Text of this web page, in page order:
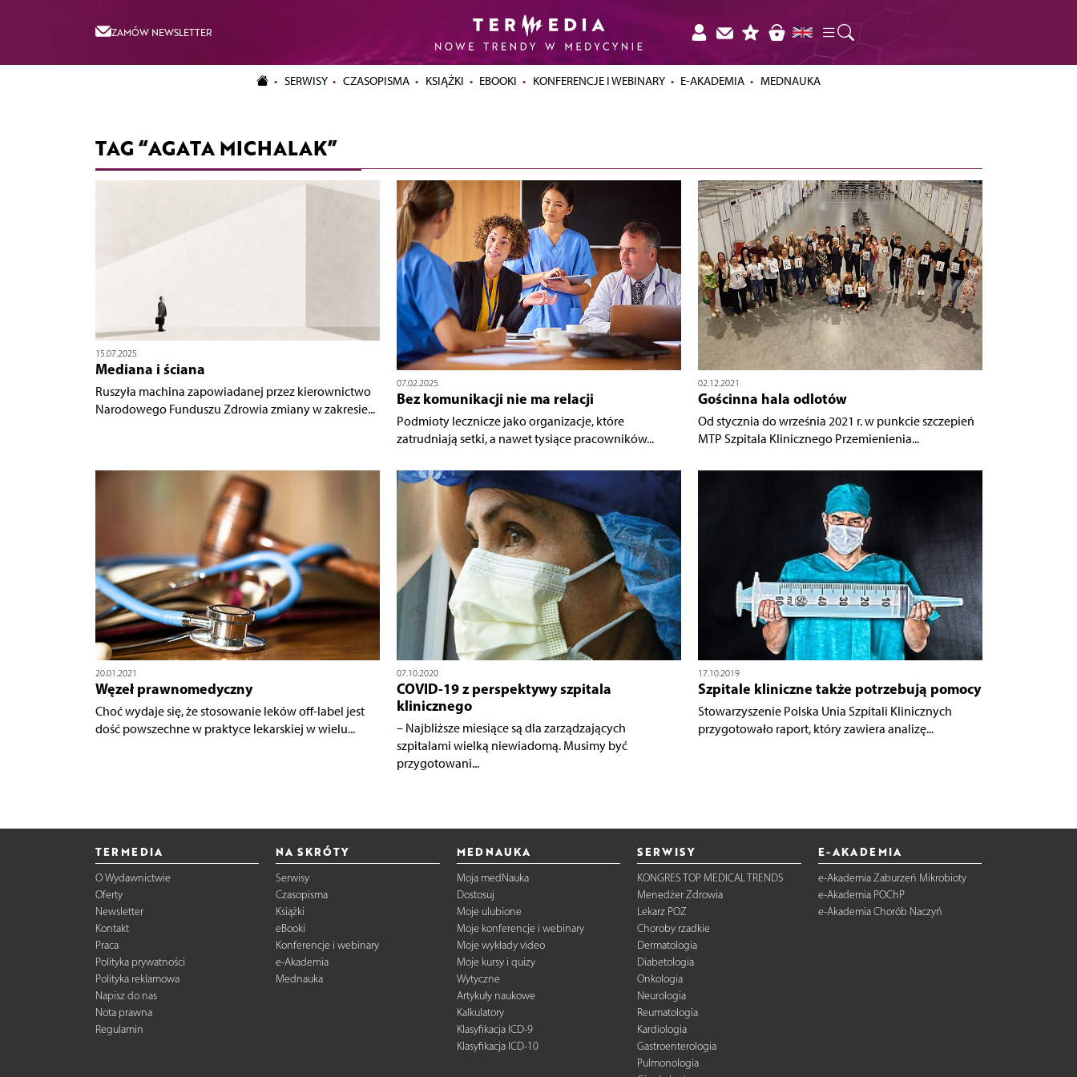
ZAMÓW NEWSLETTER
SERWISY CZASOPISMA KSIĄŻKI EBOOKI KONFERENCJE I WEBINARY E-AKADEMIA MEDNAUKA
TAG “AGATA MICHALAK”
15.07.2025
Mediana i ściana
Ruszyła machina zapowiadanej przez kierownictwo
Narodowego Funduszu Zdrowia zmiany w zakresie...
07.02.2025
Bez komunikacji nie ma relacji
Podmioty lecznicze jako organizacje, które
zatrudniają setki, a nawet tysiące pracowników...
02.12.2021
Gościnna hala odlotów
Od stycznia do września 2021 r. w punkcie szczepień
MTP Szpitala Klinicznego Przemienienia...
20.01.2021
Węzeł prawnomedyczny
Choć wydaje się, że stosowanie leków off-label jest
dość powszechne w praktyce lekarskiej w wielu...
07.10.2020
COVID-19 z perspektywy szpitala
klinicznego
– Najbliższe miesiące są dla zarządzających
szpitalami wielką niewiadomą. Musimy być
przygotowani...
17.10.2019
Szpitale kliniczne także potrzebują pomocy
Stowarzyszenie Polska Unia Szpitali Klinicznych
przygotowało raport, który zawiera analizę...
TERMEDIA
O Wydawnictwie
Oferty
Newsletter
Kontakt
Praca
Polityka prywatności
Polityka reklamowa
Napisz do nas
Nota prawna
Regulamin
NA SKRÓTY
Serwisy
Czasopisma
Książki
eBooki
Konferencje i webinary
e-Akademia
Mednauka
MEDNAUKA
Moja medNauka
Dostosuj
Moje ulubione
Moje konferencje i webinary
Moje wykłady video
Moje kursy i quizy
Wytyczne
Artykuły naukowe
Kalkulatory
Klasyfikacja ICD-9
Klasyfikacja ICD-10
SERWISY
KONGRES TOP MEDICAL TRENDS
Menedżer Zdrowia
Lekarz POZ
Choroby rzadkie
Dermatologia
Diabetologia
Onkologia
Neurologia
Reumatologia
Kardiologia
Gastroenterologia
Pulmonologia
E-AKADEMIA
e-Akademia Zaburzeń Mikrobioty
e-Akademia POChP
e-Akademia Chorób Naczyń